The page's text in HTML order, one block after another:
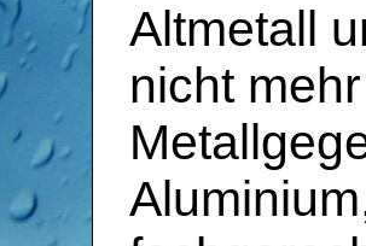
Altmetall
nicht